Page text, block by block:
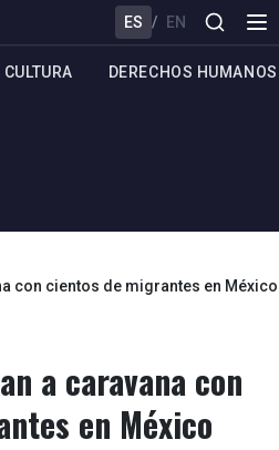
ES / EN
CULTURA DERECHOS HUMANOS
con cientos de migrantes en México
a caravana con
en México